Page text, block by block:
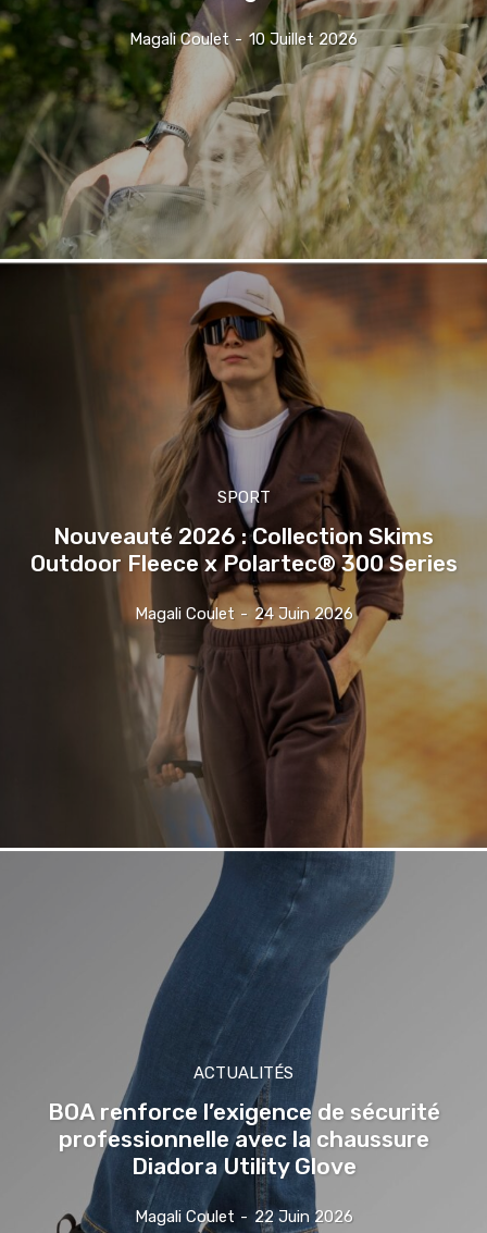
Magali Coulet - 10 Juillet 2026
SPORT
Nouveauté 2026 : Collection Skims
Outdoor Fleece x Polartec® 300 Series
Magali Coulet - 24 Juin 2026
ACTUALITÉS
BOA renforce l’exigence de sécurité
professionnelle avec la chaussure
Diadora Utility Glove
Magali Coulet - 22 Juin 2026